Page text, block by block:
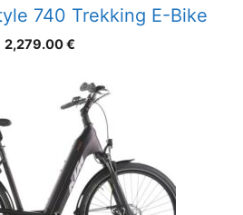
740 Trekking E-Bike
2,279.00€